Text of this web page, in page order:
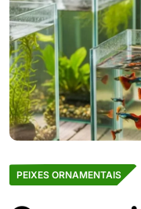
PEIXES ORNAMENTAIS